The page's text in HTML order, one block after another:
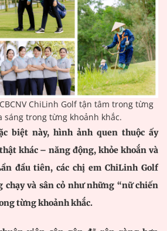
ChiLinh Golf tận tâm trong từng
sáng trong từng khoảnh khắc.
biệt này, hình ảnh quen thuộc ấy
khác – năng động, khỏe khoắn và
đầu tiên, các chị em ChiLinh Golf
và sân cỏ như những “nữ chiến
từng khoảnh khắc.